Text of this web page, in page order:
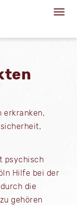
erkranken,
psychisch
Hilfe bei der
die
gehören